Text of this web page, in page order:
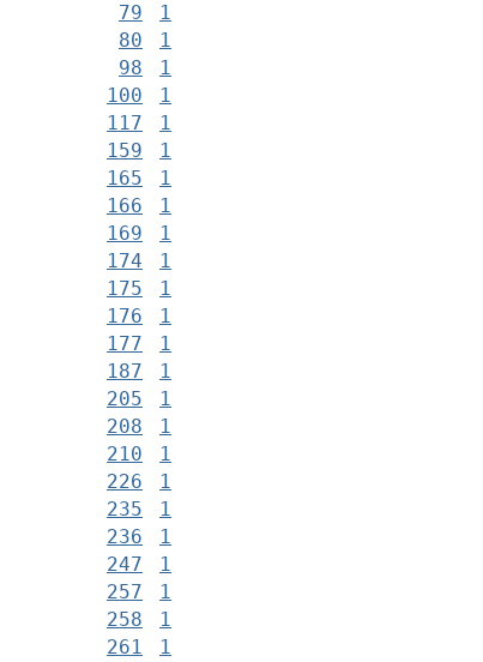
79
1
80
1
98
1
100
1
117
1
159
1
165
1
166
1
169
1
174
1
175
1
176
1
177
1
187
1
205
1
208
1
210
1
226
1
235
1
236
1
247
1
257
1
258
1
261
1